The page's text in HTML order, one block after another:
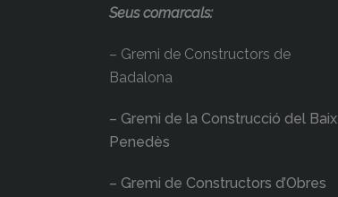
Seus comarcals:
– Gremi de Constructors de
Badalona
– Gremi de la Construcció del Baix
Penedès
– Gremi de Constructors d’Obres